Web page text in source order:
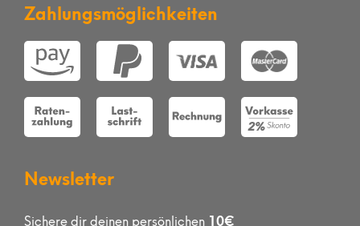
Zahlungsmöglichkeiten
Newsletter
Sichere dir deinen persönlichen 10€